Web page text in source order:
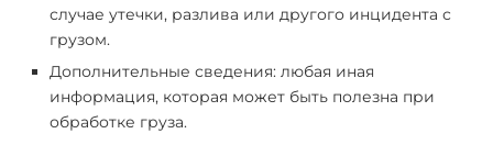
случае утечки, разлива или другого инцидента с
грузом.
Дополнительные сведения: любая иная
информация, которая может быть полезна при
обработке груза.